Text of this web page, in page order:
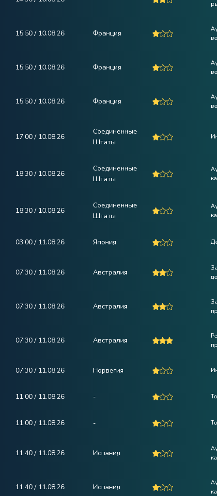
15:50 / 10.08.26 Франция
15:50 / 10.08.26 Франция
15:50 / 10.08.26 Франция
17:00 / 10.08.26
Соединенные
Штаты
18:30 / 10.08.26
Соединенные
Штаты
18:30 / 10.08.26
Соединенные
Штаты
03:00 / 11.08.26 Япония
07:30 / 11.08.26 Австралия
07:30 / 11.08.26 Австралия
07:30 / 11.08.26 Австралия
07:30 / 11.08.26 Норвегия
11:00 / 11.08.26 -
11:00 / 11.08.26 -
11:40 / 11.08.26 Испания
11:40 / 11.08.26 Испания